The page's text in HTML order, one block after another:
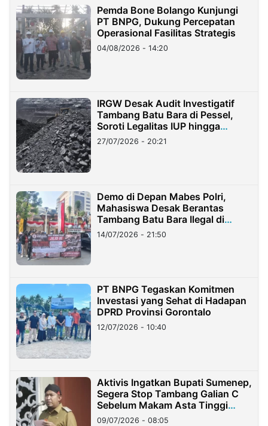
Pemda Bone Bolango Kunjungi
PT BNPG, Dukung Percepatan
Operasional Fasilitas Strategis
04/08/2026 - 14:20
IRGW Desak Audit Investigatif
Tambang Batu Bara di Pessel,
Soroti Legalitas IUP hingga
Stockpile
27/07/2026 - 20:21
Demo di Depan Mabes Polri,
Mahasiswa Desak Berantas
Tambang Batu Bara Ilegal di
Lampung
14/07/2026 - 21:50
PT BNPG Tegaskan Komitmen
Investasi yang Sehat di Hadapan
DPRD Provinsi Gorontalo
12/07/2026 - 10:40
Aktivis Ingatkan Bupati Sumenep,
Segera Stop Tambang Galian C
Sebelum Makam Asta Tinggi
Longsor
09/07/2026 - 08:05